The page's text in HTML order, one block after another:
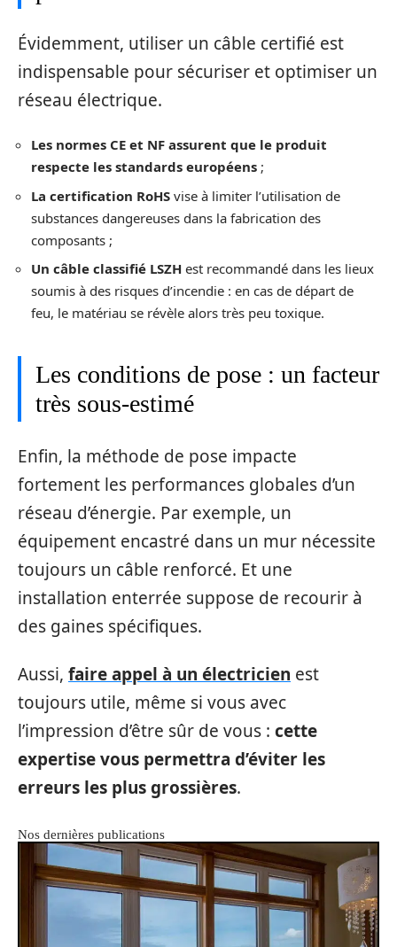
Évidemment, utiliser un câble certifié est
indispensable pour sécuriser et optimiser un
réseau électrique.
Les normes CE et NF assurent que le produit
respecte les standards européens ;
La certification RoHS vise à limiter l’utilisation de
substances dangereuses dans la fabrication des
composants ;
Un câble classifié LSZH est recommandé dans les lieux
soumis à des risques d’incendie : en cas de départ de
feu, le matériau se révèle alors très peu toxique.
Les conditions de pose : un facteur
très sous-estimé
Enfin, la méthode de pose impacte
fortement les performances globales d’un
réseau d’énergie. Par exemple, un
équipement encastré dans un mur nécessite
toujours un câble renforcé. Et une
installation enterrée suppose de recourir à
des gaines spécifiques.
Aussi, faire appel à un électricien est
toujours utile, même si vous avec
l’impression d’être sûr de vous : cette
expertise vous permettra d’éviter les
erreurs les plus grossières.
Nos dernières publications